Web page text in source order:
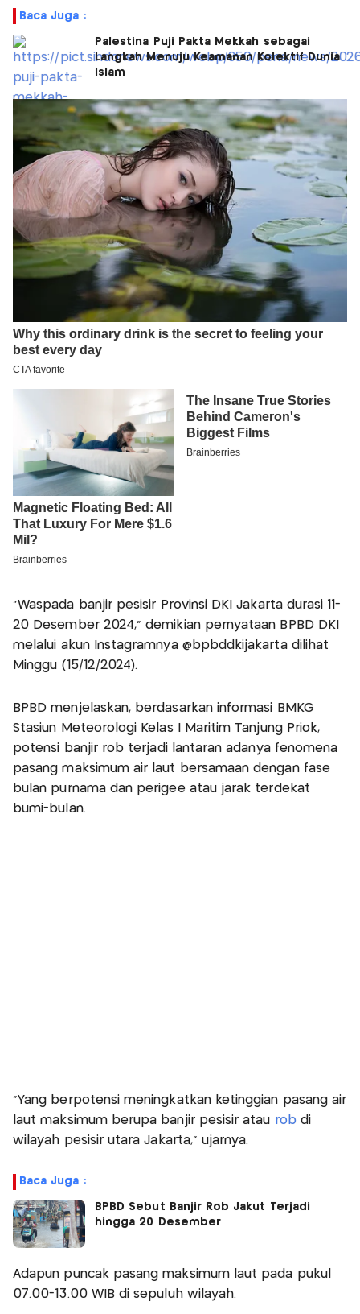
Baca Juga :
Palestina Puji Pakta Mekkah sebagai
Langkah Menuju Keamanan Kolektif Dunia
Islam
“Waspada banjir pesisir Provinsi DKI Jakarta durasi 11-
20 Desember 2024,” demikian pernyataan BPBD DKI
melalui akun Instagramnya @bpbddkijakarta dilihat
Minggu (15/12/2024).
BPBD menjelaskan, berdasarkan informasi BMKG
Stasiun Meteorologi Kelas I Maritim Tanjung Priok,
potensi banjir rob terjadi lantaran adanya fenomena
pasang maksimum air laut bersamaan dengan fase
bulan purnama dan perigee atau jarak terdekat
bumi-bulan.
“Yang berpotensi meningkatkan ketinggian pasang air
laut maksimum berupa banjir pesisir atau rob di
wilayah pesisir utara Jakarta,” ujarnya.
Baca Juga :
BPBD Sebut Banjir Rob Jakut Terjadi
hingga 20 Desember
Adapun puncak pasang maksimum laut pada pukul
07.00-13.00 WIB di sepuluh wilayah.